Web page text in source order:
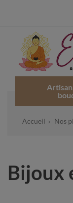
Accueil Nos
Bijoux